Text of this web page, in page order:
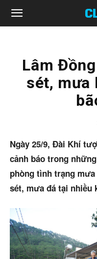
Click49
Lâm
sét, mưa
Ngày 25/9, Đài Khí
cảnh báo trong
phòng tình trạng
sét, mưa đá tại nhiều